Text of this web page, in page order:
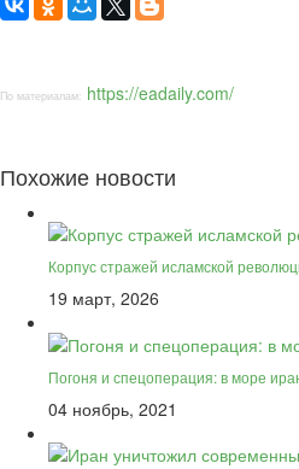
По материалам: https://eadaily.com/
Похожие новости
Корпус стражей исламской
19 март, 2026
Погоня и спецоперация: в море
04 ноябрь, 2021